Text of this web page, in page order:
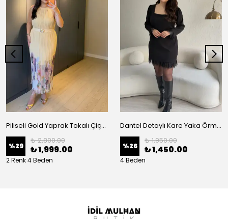
Piliseli Gold Yaprak Tokalı Çiçek Desenli Elbise
%29
₺ 2,800.00
₺ 1,999.00
2 Renk 4 Beden
Dantel Detaylı Kare Yaka Örme Elbise
%26
₺ 1,950.00
₺ 1,450.00
4 Beden